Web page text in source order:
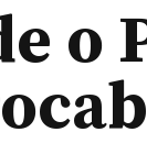
o